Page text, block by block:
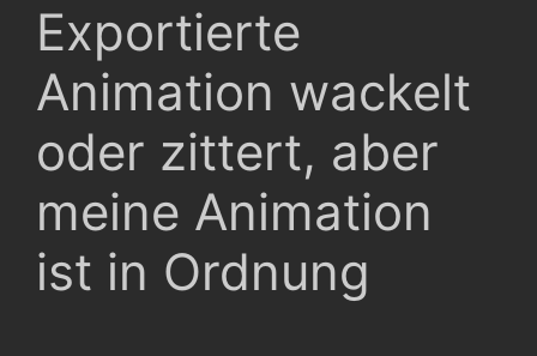
Exportierte
Animation wackelt
oder zittert, aber
meine Animation
ist in Ordnung